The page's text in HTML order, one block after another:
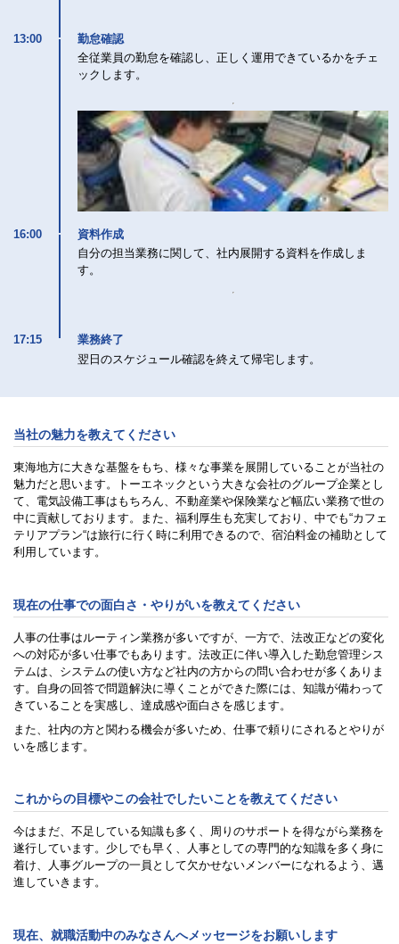
13:00
勤怠確認
全従業員の勤怠を確認し、正しく運用できているかをチェ
ックします。
16:00
資料作成
自分の担当業務に関して、社内展開する資料を作成しま
す。
17:15
業務終了
翌日のスケジュール確認を終えて帰宅します。
当社の魅力を教えてください
東海地方に大きな基盤をもち、様々な事業を展開していることが当社の
魅力だと思います。トーエネックという大きな会社のグループ企業とし
て、電気設備工事はもちろん、不動産業や保険業など幅広い業務で世の
中に貢献しております。また、福利厚生も充実しており、中でも“カフェ
テリアプラン“は旅行に行く時に利用できるので、宿泊料金の補助として
利用しています。
現在の仕事での面白さ・やりがいを教えてください
人事の仕事はルーティン業務が多いですが、一方で、法改正などの変化
への対応が多い仕事でもあります。法改正に伴い導入した勤怠管理シス
テムは、システムの使い方など社内の方からの問い合わせが多くありま
す。自身の回答で問題解決に導くことができた際には、知識が備わって
きていることを実感し、達成感や面白さを感じます。
また、社内の方と関わる機会が多いため、仕事で頼りにされるとやりが
いを感じます。
これからの目標やこの会社でしたいことを教えてください
今はまだ、不足している知識も多く、周りのサポートを得ながら業務を
遂行しています。少しでも早く、人事としての専門的な知識を多く身に
着け、人事グループの一員として欠かせないメンバーになれるよう、邁
進していきます。
現在、就職活動中のみなさんへメッセージをお願いします